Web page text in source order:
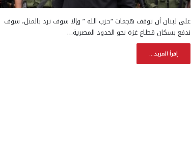
على لبنان أن توقف هجمات “حزب الله ” وإلا سوف نرد بالمثل، سوف
ندفع بسكان قطاع غزة نحو الحدود المصرية…
إقرأ المزيد...